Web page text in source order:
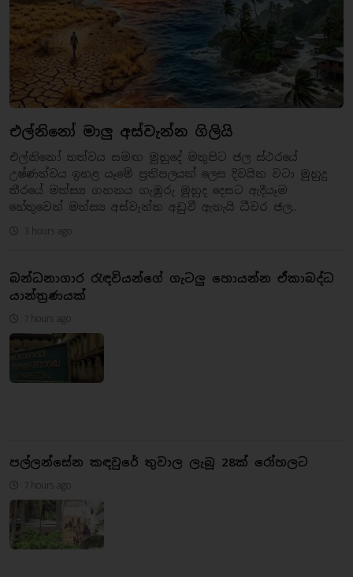
එල්නිනෝ මාලු අස්වැන්න ගිලියි
එල්නිනෝ තත්වය සමඟ මුහුදේ මතුපිට ජල ස්ථරයේ
උෂ්ණත්වය ඉහළ යෑමේ ප්‍රතිපලයක් ලෙස දිවයින වටා මුහුදු
තීරයේ මත්ස්‍ය ගහනය ගැඹුරු මුහුද දෙසට ඇදීයෑම
හේතුවෙන් මත්ස්‍ය අස්වැන්න අඩුවී ඇතැයි ධීවර ජල..
3 hours ago
බන්ධනාගාර රැඳවියන්ගේ ගැටලු හොයන්න ඒකාබද්ධ
යාන්ත්‍රණයක්
7 hours ago
පල්ලන්සේන කඳවුරේ තුවාල ලැබූ 28ක් රෝහලට
7 hours ago